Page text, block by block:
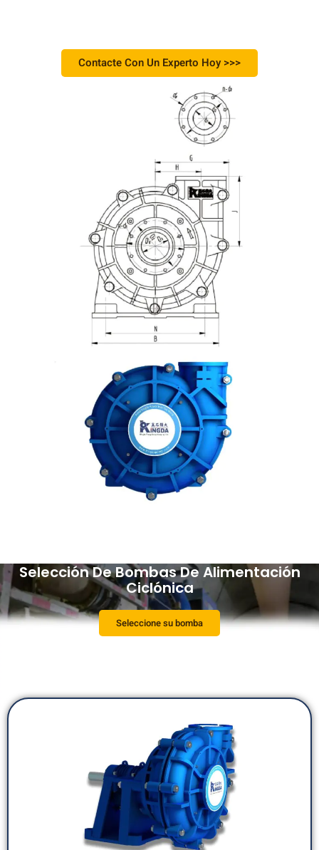
Contacte Con Un Experto Hoy >>>
Selección De Bombas De Alimentación
Ciclónica
Seleccione su bomba